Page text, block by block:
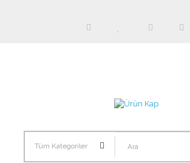
Tüm Kategoriler